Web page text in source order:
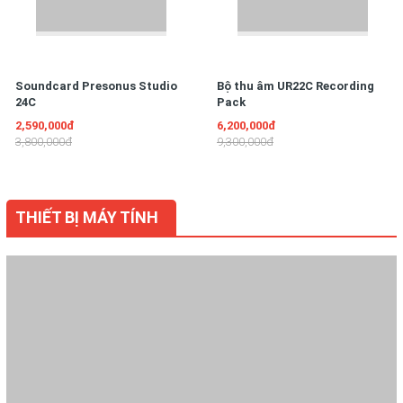
Soundcard Presonus Studio
24C
2,590,000đ
3,800,000đ
Bộ thu âm UR22C Recording
Pack
6,200,000đ
9,300,000đ
THIẾT BỊ MÁY TÍNH